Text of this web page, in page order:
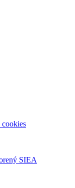
cookies
SIEA